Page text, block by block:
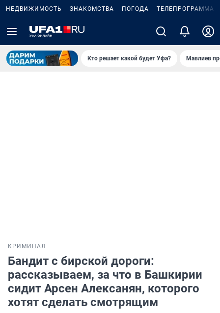
НЕДВИЖИМОСТЬ ЗНАКОМСТВА ПОГОДА ТЕЛЕПРОГРАММА
Кто решает какой будет Уфа? Мавлиев
КРИМИНАЛ
Бандит с бирской дороги:
рассказываем, за что в Башкирии
сидит Арсен Алексанян, которого
хотят сделать смотрящим